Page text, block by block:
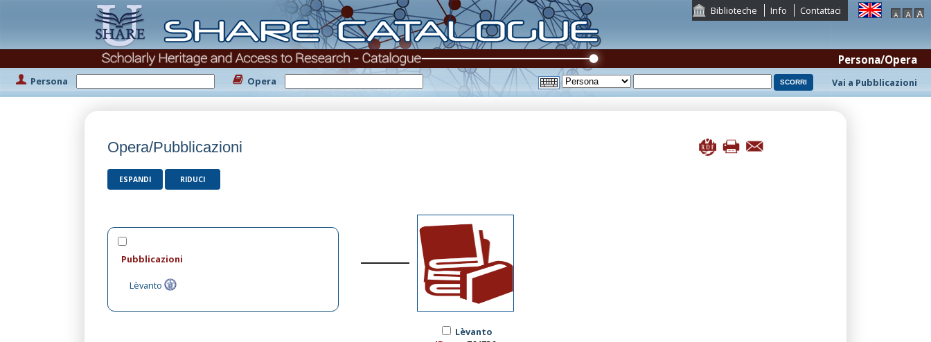
Biblioteche Info Contattaci
Persona Opera
Persona/Opera
Vai a Pubblicazioni
Opera/Pubblicazioni
ESPANDI RIDUCI
Pubblicazioni
Lèvanto
Lèvanto